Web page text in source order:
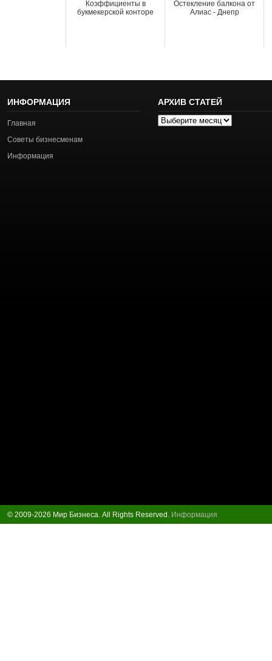
Коэффициенты в
букмекерской конторе
Остекление балкона от
Алиас - Днепр
ИНФОРМАЦИЯ
Главная
Советы бизнесменам
Информация
АРХИВ СТАТЕЙ
Архив
© 2009-2026 Мир Бизнеса. All Rights Reserved. Информация